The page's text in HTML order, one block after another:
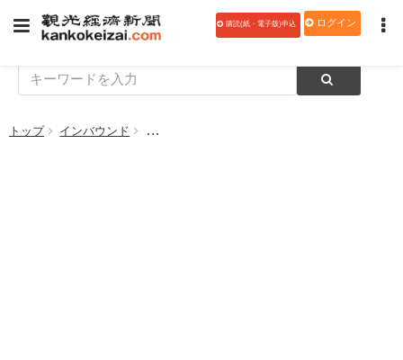
購読(紙・電子版)申込 ログイン
トップ インバウンド ＪＲ九州、在留外国人向け「JR KYUSHU